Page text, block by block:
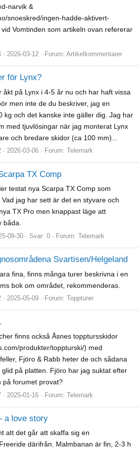
narvik &
snoeskred/ingen-hadde-aktivert-
Vomtinden som artikeln ovan refererar
2026-03-12 Forum: Artikelkommentarer
för Lynx?
åkt på Lynx i 4-5 år nu och har haft vissa
men inte de du beskriver, jag en
kg och det kanske inte gäller dig. Jag har
med tjuvlösingar när jag monterat Lynx
och bredare skidor (ca 100 mm)...
2026-03-06 Forum: Telemark
TX Comp
testat nya Scarpa TX Comp som
jag har sett är det en styvare och
TX Pro men knappast läge att
båda.
09-30 Svar: 0 Forum: Telemark
Svartisen/Helgeland
fina, finns många turer beskrivna i en
bok om området, rekommenderas.
2025-05-09 Forum: Toppturer
finns också Åsnes topptursskidor
produkter/toppturski/) med
Fjöro & Rabb heter de och sådana
på platten. Fjöro har jag suktat efter
på forumet provat?
2025-01-16 Forum: Telemark
a love story
att det går att skaffa sig en
därifrån. Malmbanan är fin, 2-3 h